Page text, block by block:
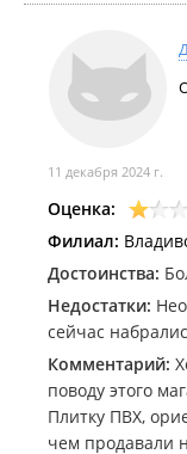
11 декабря 2024 г.
Оценка:
Филиал:
Достоинства:
Недостатки:
сейчас
Комментарий:
поводу этого
Плитку ПВХ,
чем продавали